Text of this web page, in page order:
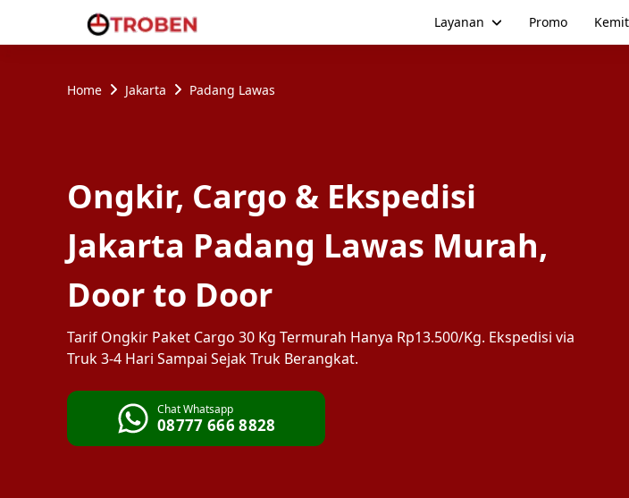
Layanan Promo
Home Jakarta Padang Lawas
Ongkir, Cargo & Ekspedisi
Jakarta Padang Lawas Murah,
Door to Door
Tarif Ongkir Paket Cargo 30 Kg Termurah Hanya Rp13.500/Kg. Ekspedisi via
Truk 3-4 Hari Sampai Sejak Truk Berangkat.
Chat Whatsapp
08777 666 8828